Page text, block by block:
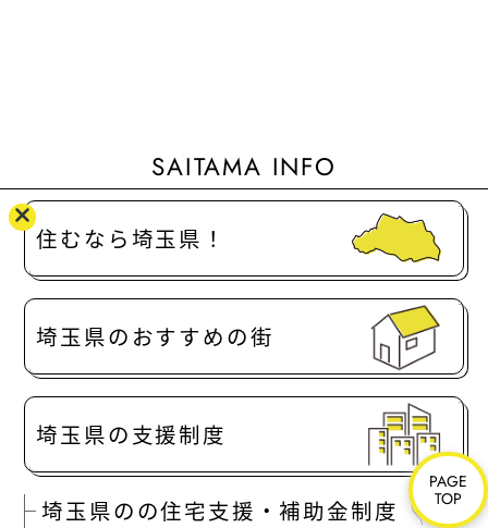
PAGE
TOP
SAITAMA INFO
住むなら埼玉県！
埼玉県のおすすめの街
埼玉県の支援制度
埼玉県のの住宅支援・補助金制度